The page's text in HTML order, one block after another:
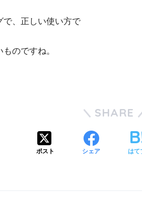
で、正しい使い方で
のですね。
SHARE
ポスト シェア はて